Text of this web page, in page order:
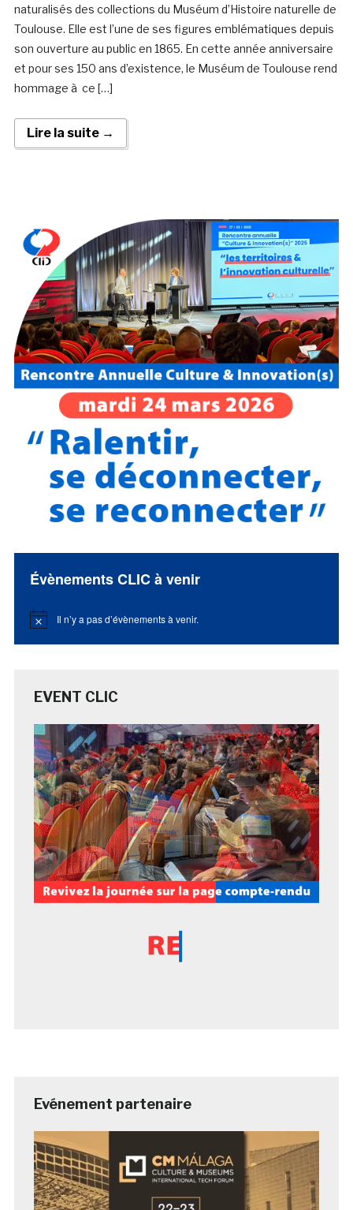
naturalisés des collections du Muséum d’Histoire naturelle de
Toulouse. Elle est l’une de ses figures emblématiques depuis
son ouverture au public en 1865. En cette année anniversaire
et pour ses 150 ans d’existence, le Muséum de Toulouse rend
hommage à ce […]
Lire la suite →
Évènements CLIC à venir
Notice Il n’y a pas d’évènements à venir.
EVENT CLIC
Evénement partenaire